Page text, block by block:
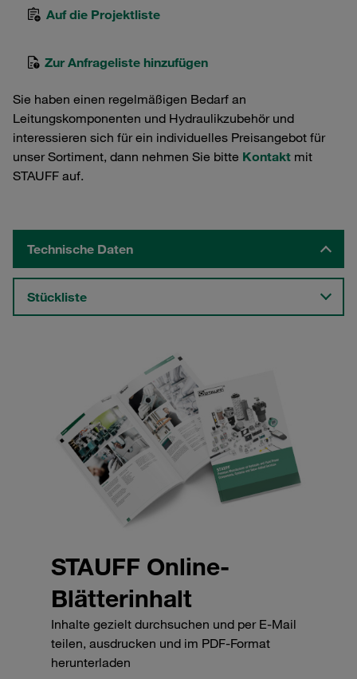
Auf die Projektliste
Zur Anfrageliste hinzufügen
Sie haben einen regelmäßigen Bedarf an
Leitungskomponenten und Hydraulikzubehör und
interessieren sich für ein individuelles Preisangebot für
unser Sortiment, dann nehmen Sie bitte Kontakt mit
STAUFF auf.
Technische Daten
Stückliste
STAUFF Online-
Blätterinhalt
Inhalte gezielt durchsuchen und per E-Mail
teilen, ausdrucken und im PDF-Format
herunterladen